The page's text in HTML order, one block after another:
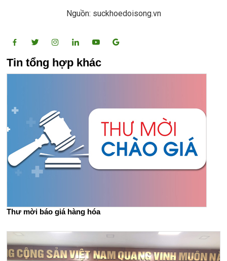
Nguồn: suckhoedoisong.vn
Tin tổng hợp khác
Thư mời báo giá hàng hóa